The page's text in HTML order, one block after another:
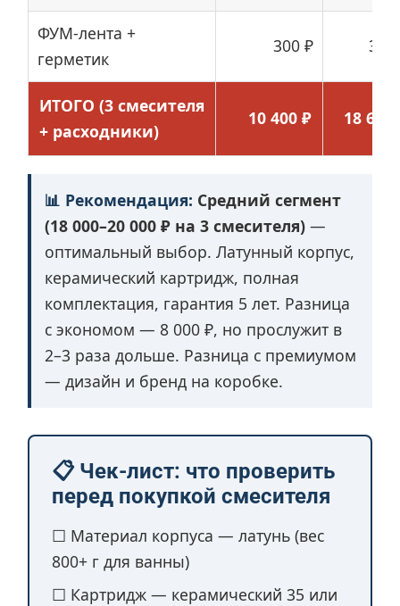
ФУМ-лента +
герметик
300 ₽ 300
ИТОГО (3 смесителя
+ расходники)
10 400 ₽ 18 600
📊 Рекомендация: Средний сегмент
(18 000–20 000 ₽ на 3 смесителя) —
оптимальный выбор. Латунный корпус,
керамический картридж, полная
комплектация, гарантия 5 лет. Разница
с экономом — 8 000 ₽, но прослужит в
2–3 раза дольше. Разница с премиумом
— дизайн и бренд на коробке.
📋 Чек-лист: что проверить
перед покупкой смесителя
☐ Материал корпуса — латунь (вес
800+ г для ванны)
☐ Картридж — керамический 35 или